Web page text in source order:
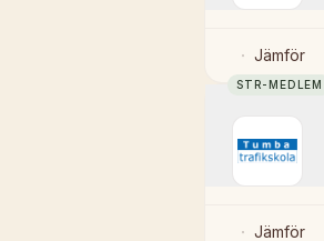
Jämför
STR-MEDLEM
Jämför